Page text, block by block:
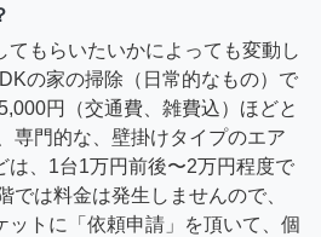
てもらいたいかによっても変動し
の家の掃除（日常的なもの）で
円（交通費、雑費込）ほどと
専門的な、壁掛けタイプのエア
は、1台1万円前後〜2万円程度で
では料金は発生しませんので、
ットに「依頼申請」を頂いて、個